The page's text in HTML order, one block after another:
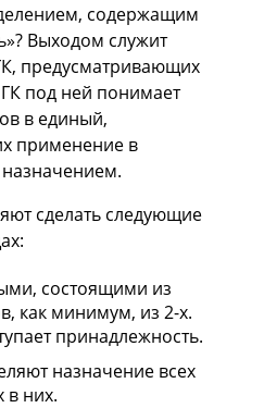
содержащим
Выходом служит
предусматривающих
под ней понимает
в единый,
применение в
сделать следующие
состоящими из
как минимум, из 2-х.
принадлежность.
назначение всех
в них.